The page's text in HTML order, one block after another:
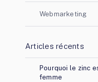
Webmarketing
Articles récents
Pourquoi le zinc
femme